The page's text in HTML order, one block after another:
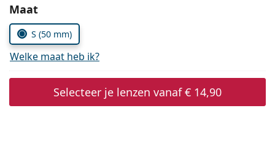
Kies parameters:
Maat
S (50 mm)
Welke maat heb ik?
Selecteer je lenzen vanaf€ 14,90